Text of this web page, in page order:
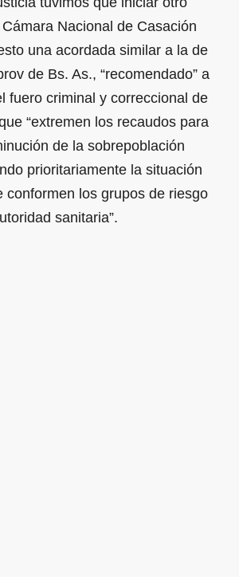
Nacional de Casación
una acordada similar a la de
de Bs. As., “recomendado” a
fuero criminal y correccional de
“extremen los recaudos para
de la sobrepoblación
prioritariamente la situación
conformen los grupos de riesgo
sanitaria”.